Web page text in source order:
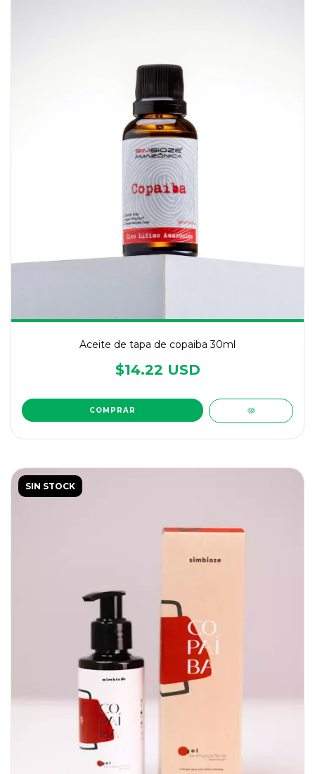
Aceite de tapa de copaiba 30ml
$14.22 USD
SIN STOCK